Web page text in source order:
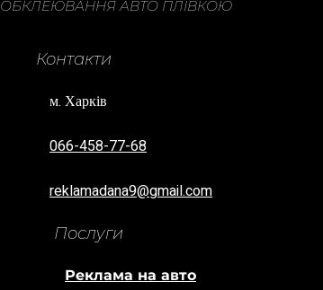
ОБКЛЕЮВАННЯ АВТО ПЛІВКОЮ
Контакти
м. Харків
066-458-77-68
reklamadana9@gmail.com
Послуги
Реклама на авто